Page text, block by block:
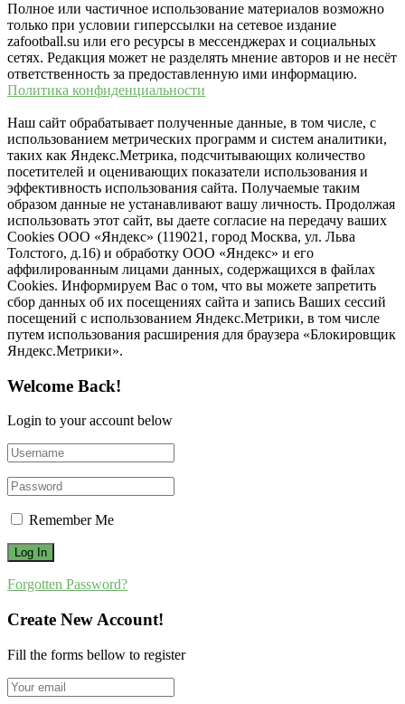
Полное или частичное использование материалов возможно
только при условии гиперссылки на сетевое издание
zafootball.su или его ресурсы в мессенджерах и социальных
сетях. Редакция может не разделять мнение авторов и не несёт
ответственность за предоставленную ими информацию.
Политика конфиденциальности
Наш сайт обрабатывает полученные данные, в том числе, с
использованием метрических программ и систем аналитики,
таких как Яндекс.Метрика, подсчитывающих количество
посетителей и оценивающих показатели использования и
эффективность использования сайта. Получаемые таким
образом данные не устанавливают вашу личность. Продолжая
использовать этот сайт, вы даете согласие на передачу ваших
Cookies ООО «Яндекс» (119021, город Москва, ул. Льва
Толстого, д.16) и обработку ООО «Яндекс» и его
аффилированным лицами данных, содержащихся в файлах
Cookies. Информируем Вас о том, что вы можете запретить
сбор данных об их посещениях сайта и запись Ваших сессий
посещений с использованием Яндекс.Метрики, в том числе
путем использования расширения для браузера «Блокировщик
Яндекс.Метрики».
Welcome Back!
Login to your account below
Remember Me
Forgotten Password?
Create New Account!
Fill the forms bellow to register